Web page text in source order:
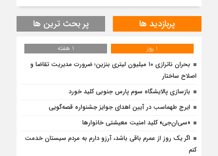
پربازدید ها پر بحث ترین ها
1 روز
1 هفته
بحران ناترازی ۱۰ میلیون لیتری بنزین؛ ضرورت مدیریت تقاضا و
اصلاح ساختار
بازسازی پالایشگاه سوم پارس جنوبی کلید خورد
ایرج طهماسب در آیین اهدای جوایز جشنواره قصه‌گویی
«سی‌ان‌جی» کلید امنیت معیشتی خانوارها
اگر یک روز از عمرم باقی باشد، آرزو دارم به مردم سیستان خدمت
کنم